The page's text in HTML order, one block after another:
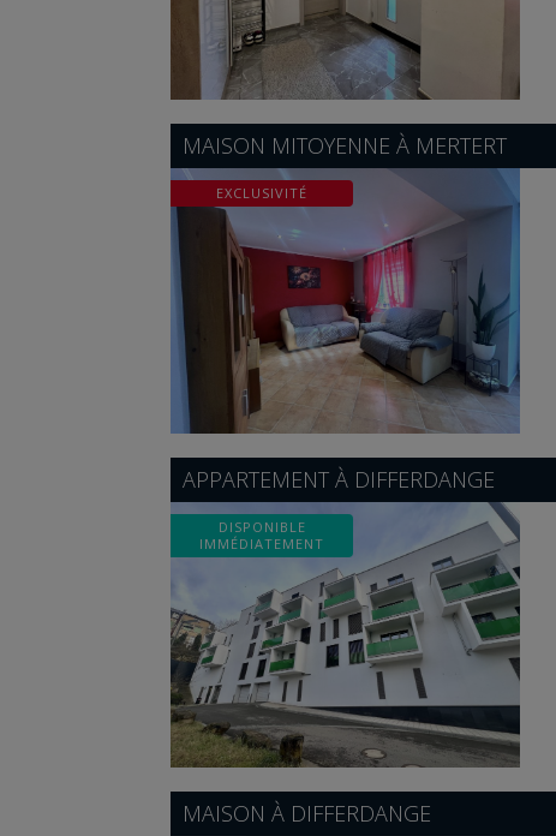
MAISON MITOYENNE À MERTERT
EXCLUSIVITÉ
APPARTEMENT À DIFFERDANGE
DISPONIBLE
IMMÉDIATEMENT
MAISON À DIFFERDANGE